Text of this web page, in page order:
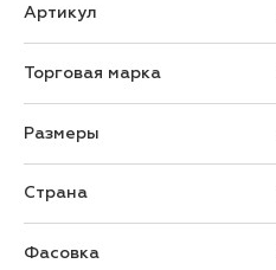
Артикул
Торговая марка
Размеры
Страна
Фасовка